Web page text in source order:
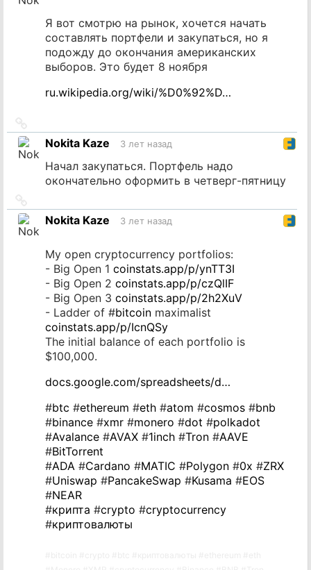
Я вот смотрю на рынок, хочется начать
составлять портфели и закупаться, но я
подожду до окончания американских
выборов. Это будет 8 ноября
ru.wikipedia.org/wiki/%D0%92%D…
на
источник
Nokita Kaze 3 лет назад
Начал закупаться. Портфель надо
окончательно оформить в четверг-пятницу
на
источник
Nokita Kaze 3 лет назад
My open cryptocurrency portfolios:
- Big Open 1 coinstats.app/p/ynTT3I
- Big Open 2 coinstats.app/p/czQlIF
- Big Open 3 coinstats.app/p/2h2XuV
- Ladder of #bitcoin maximalist
coinstats.app/p/IcnQSy
The initial balance of each portfolio is
$100,000.
docs.google.com/spreadsheets/d…
#btc #ethereum #eth #atom #cosmos #bnb
#binance #xmr #monero #dot #polkadot
#Avalance #AVAX #1inch #Tron #AAVE
#BitTorrent
#ADA #Cardano #MATIC #Polygon #0x #ZRX
#Uniswap #PancakeSwap #Kusama #EOS
#NEAR
#крипта #crypto #cryptocurrency
#криптовалюты